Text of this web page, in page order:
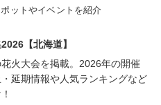
ットやイベントを紹介
【北海道】
火大会を掲載。2026年の開催
延期情報や人気ランキングなど